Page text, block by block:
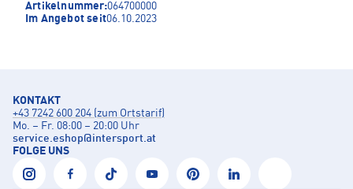
Artikelnummer:064700000
Im Angebot seit06.10.2023
KONTAKT
+43 7242 600 204 (zum Ortstarif)
Mo. – Fr. 08:00 – 20:00 Uhr
service.eshop@intersport.at
FOLGE UNS